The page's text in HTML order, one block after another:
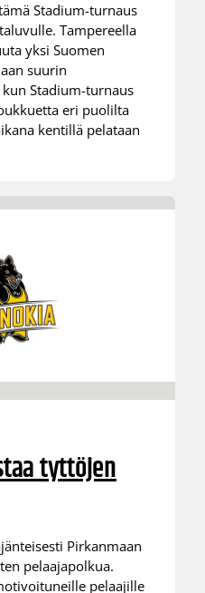
Stadium-turnaus
Tampereella
yksi Suomen
suurin
Stadium-turnaus
eri puolilta
kentillä pelataan
tyttöjen
Pirkanmaan
pelaajapolkua.
pelaajille